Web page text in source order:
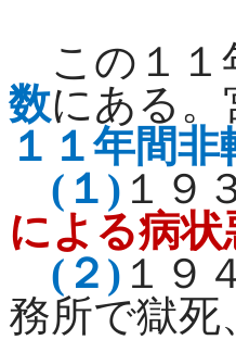
この１１
数にある。
１１年間
( １ ) １９
による病状
( ２ ) １９
務所で獄死